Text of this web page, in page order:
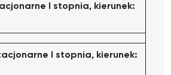
I stopnia, kierunek:
I stopnia, kierunek: